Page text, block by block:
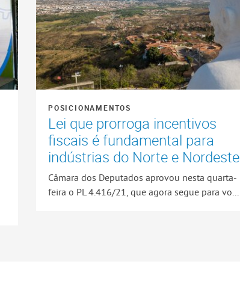
POSICIONAMENTOS
Lei que prorroga incentivos
fiscais é fundamental para
indústrias do Norte e Nordeste
Câmara dos Deputados aprovou nesta quarta-
feira o PL 4.416/21, que agora segue para vo...